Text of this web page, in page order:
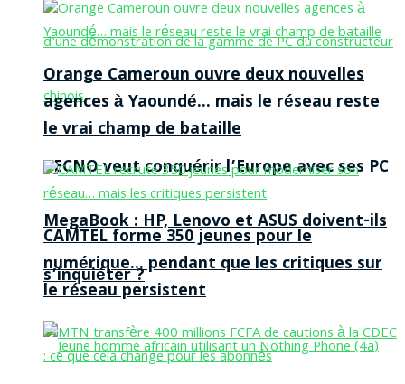
TECNO veut conquérir l’Europe avec ses PC
MegaBook : HP, Lenovo et ASUS doivent-ils
s’inquiéter ?
Orange Cameroun ouvre deux nouvelles
agences à Yaoundé… mais le réseau reste
le vrai champ de bataille
CAMTEL forme 350 jeunes pour le
numérique… pendant que les critiques sur
le réseau persistent